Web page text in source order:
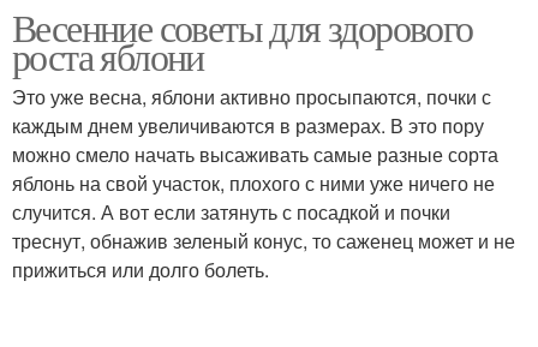
Весенние советы для здорового
роста яблони
Это уже весна, яблони активно просыпаются, почки с
каждым днем увеличиваются в размерах. В это пору
можно смело начать высаживать самые разные сорта
яблонь на свой участок, плохого с ними уже ничего не
случится. А вот если затянуть с посадкой и почки
треснут, обнажив зеленый конус, то саженец может и не
прижиться или долго болеть.